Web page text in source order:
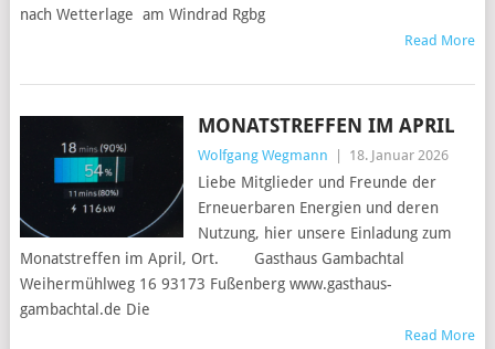
nach Wetterlage am Windrad Rgbg
Read More
MONATSTREFFEN IM APRIL
Wolfgang Wegmann 18. Januar 2026
Liebe Mitglieder und Freunde der
Erneuerbaren Energien und deren
Nutzung, hier unsere Einladung zum
Monatstreffen im April, Ort. Gasthaus Gambachtal
Weihermühlweg 16 93173 Fußenberg www.gasthaus-
gambachtal.de Die
Read More